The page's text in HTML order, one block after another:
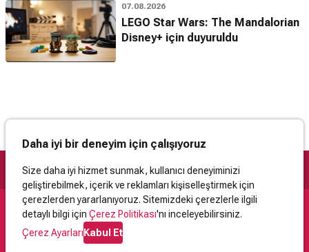
07.08.2026
LEGO Star Wars: The Mandalorian
Disney+ için duyuruldu
Daha iyi bir deneyim için çalışıyoruz
Size daha iyi hizmet sunmak, kullanıcı deneyiminizi
geliştirebilmek, içerik ve reklamları kişiselleştirmek için
çerezlerden yararlanıyoruz. Sitemizdeki çerezlerle ilgili
detaylı bilgi için Çerez Politikası'nı inceleyebilirsiniz.
Çerez AyarlarıKabul Et
Destek
İletişimYardımKullanıcı Sözleşmesi